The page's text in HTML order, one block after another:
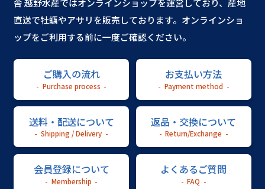
舎 越野水産ではオンラインショップを運営しており、産地
直送で牡蠣やアサリを販売しております。オンラインショ
ップをご利用する前に一度ご確認ください。
ご購入の流れ
Purchase process
お支払い方法
Payment method
送料・配送について
Shipping / Delivery
返品・交換について
Return/Exchange
会員登録について
Membership
よくあるご質問
FAQ